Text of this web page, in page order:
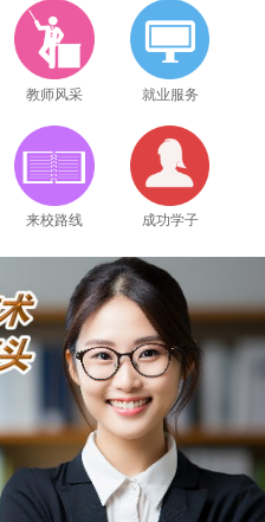
教师风采 就业服务
来校路线 成功学子
）报名: 【家电清洗培训班】
）报名:【家电清洗培训班】
）报名:【家电清洗培训班】
）报名:【家电清洗培训班】
）报名: 【家电清洗培训班】
）报名: 【家电清洗培训班】
）报名: 【电动车维修实战班】